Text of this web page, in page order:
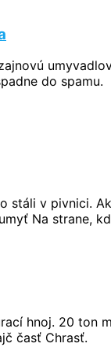
do spamu.
stáli v pivnici.
Na strane,
hnoj. 20 ton
časť Chrasť.